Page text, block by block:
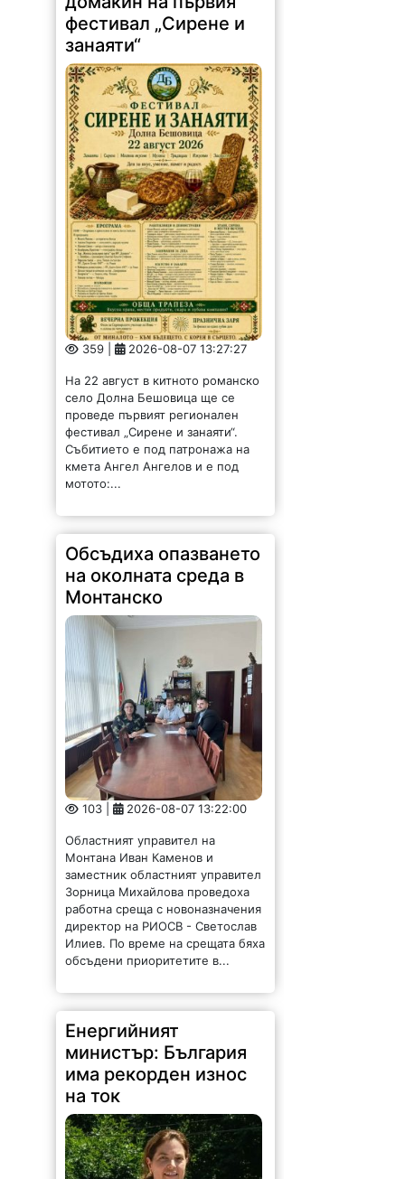
359 | 2026-08-07 13:27:27
На 22 август в китното романско
село Долна Бешовица ще се
проведе първият регионален
фестивал „Сирене и занаяти“.
Събитието е под патронажа на
кмета Ангел Ангелов и е под
мотото:...
на околната среда в
Монтанско
103 | 2026-08-07 13:22:00
Областният управител на
Монтана Иван Каменов и
заместник областният управител
Зорница Михайлова проведоха
работна среща с новоназначения
директор на РИОСВ - Светослав
Илиев. По време на срещата бяха
обсъдени приоритетите в...
Енергийният
министър: България
има рекорден износ
на ток